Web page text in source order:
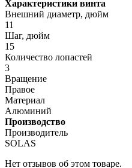
Характеристики винта
Внешний диаметр, дюйм
11
Шаг, дюйм
15
Количество лопастей
3
Вращение
Правое
Материал
Алюминий
Производство
Производитель
SOLAS
Нет отзывов об этом товаре.